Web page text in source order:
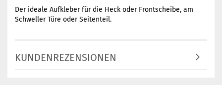
Der ideale Aufkleber für die Heck oder Frontscheibe, am
Schweller Türe oder Seitenteil.
KUNDENREZENSIONEN